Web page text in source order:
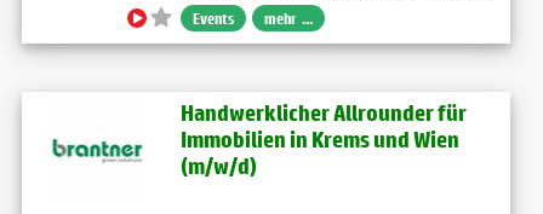
Events mehr ...
Handwerklicher Allrounder für
Immobilien in Krems und Wien
(m/w/d)